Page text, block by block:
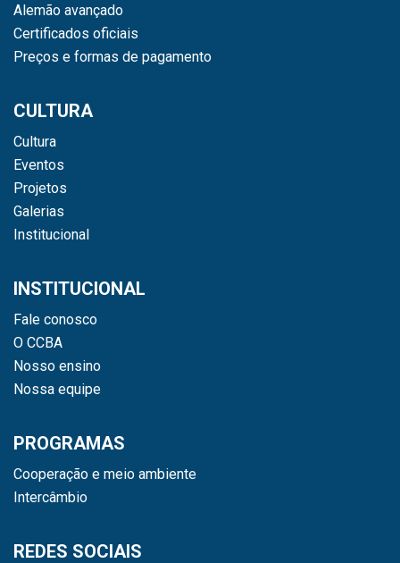
Alemão avançado
Certificados oficiais
Preços e formas de pagamento
CULTURA
Cultura
Eventos
Projetos
Galerias
Institucional
INSTITUCIONAL
Fale conosco
O CCBA
Nosso ensino
Nossa equipe
PROGRAMAS
Cooperação e meio ambiente
Intercâmbio
REDES SOCIAIS